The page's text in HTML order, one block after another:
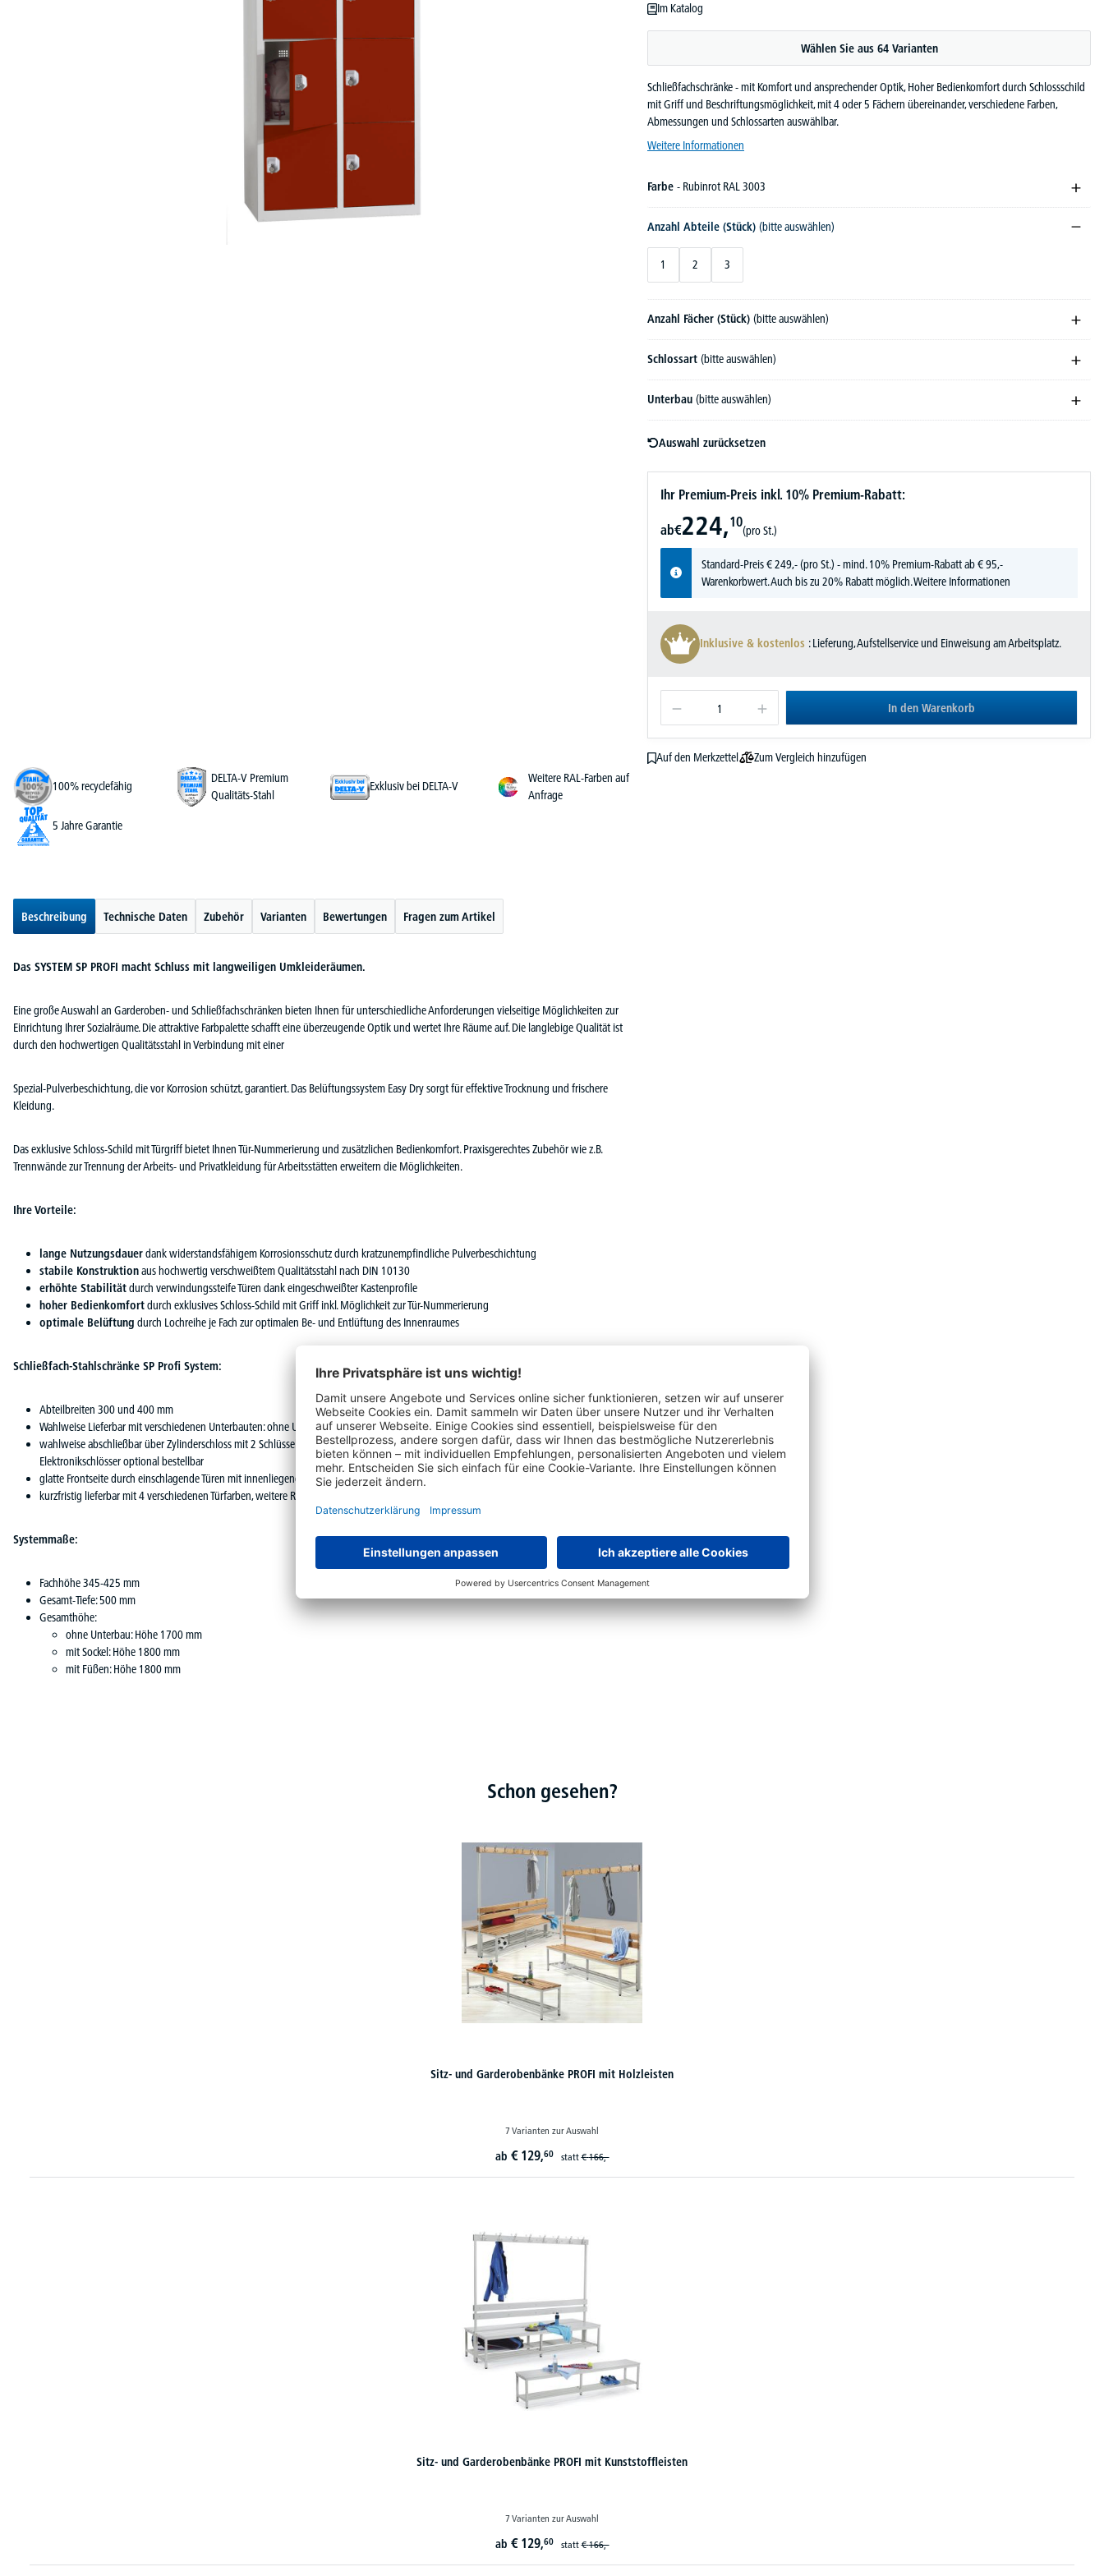
Im Katalog
Wählen Sie aus 64 Varianten
Schließfachschränke - mit Komfort und ansprechender Optik, Hoher Bedienkomfort durch Schlossschild
mit Griff und Beschriftungsmöglichkeit, mit 4 oder 5 Fächern übereinander, verschiedene Farben,
Abmessungen und Schlossarten auswählbar.
Weitere Informationen
Farbe - Rubinrot RAL 3003
Anzahl Abteile (Stück) (bitte auswählen)
1 2 3
Anzahl Fächer (Stück) (bitte auswählen)
Schlossart (bitte auswählen)
Unterbau (bitte auswählen)
Auswahl zurücksetzen
Ihr Premium-Preis inkl. 10% Premium-Rabatt:
ab€224,10
(pro St.)
Standard-Preis€249,-(pro St.) - mind. 10% Premium-Rabatt ab € 95,-
Warenkorbwert. Auch bis zu 20% Rabatt möglich.Weitere Informationen
Inklusive & kostenlos : Lieferung, Aufstellservice und Einweisung am Arbeitsplatz.
In den Warenkorb
Auf den Merkzettel
Zum Vergleich hinzufügen
100% recyclefähig
DELTA-V Premium
Qualitäts-Stahl
Exklusiv bei DELTA-V
Weitere RAL-Farben auf
Anfrage
5 Jahre Garantie
Beschreibung Technische Daten Zubehör Varianten Bewertungen Fragen zum Artikel
Das SYSTEM SP PROFI macht Schluss mit langweiligen Umkleideräumen.
Eine große Auswahl an Garderoben- und Schließfachschränken bieten Ihnen für unterschiedliche Anforderungen vielseitige Möglichkeiten zur
Einrichtung Ihrer Sozialräume. Die attraktive Farbpalette schafft eine überzeugende Optik und wertet Ihre Räume auf. Die langlebige Qualität ist
durch den hochwertigen Qualitätsstahl in Verbindung mit einer
Spezial-Pulverbeschichtung, die vor Korrosion schützt, garantiert. Das Belüftungssystem Easy Dry sorgt für effektive Trocknung und frischere
Kleidung.
Das exklusive Schloss-Schild mit Türgriff bietet Ihnen Tür-Nummerierung und zusätzlichen Bedienkomfort. Praxisgerechtes Zubehör wie z.B.
Trennwände zur Trennung der Arbeits- und Privatkleidung für Arbeitsstätten erweitern die Möglichkeiten.
Ihre Vorteile:
lange Nutzungsdauerdank widerstandsfähigem Korrosionsschutz durch kratzunempfindliche Pulverbeschichtung
stabile Konstruktionaus hochwertig verschweißtem Qualitätsstahl nach DIN 10130
erhöhte Stabilitätdurch verwindungssteife Türen dank eingeschweißter Kastenprofile
hoher Bedienkomfortdurch exklusives Schloss-Schild mit Griff inkl. Möglichkeit zur Tür-Nummerierung
optimale Belüftung durch Lochreihe je Fach zur optimalen Be- und Entlüftung des Innenraumes
Schließfach-Stahlschränke SP Profi System:
Abteilbreiten 300 und 400 mm
Wahlweise Lieferbar mit verschiedenen Unterbauten: ohne Unterbau, mit Sockel oder mit Füßen
wahlweise abschließbar über Zylinderschloss mit 2 Schlüsseln oder über Drehriegelverschluss für Vorhängeschlösser, Münzpfand- und
Elektronikschlösser optional bestellbar
glatte Frontseite durch einschlagende Türen mit innenliegenden Scharnieren
kurzfristig lieferbar mit 4 verschiedenen Türfarben, weitere RAL-Farben auf Anfrage
Systemmaße:
Fachhöhe 345-425 mm
Gesamt-Tiefe: 500 mm
Gesamthöhe:
ohne Unterbau: Höhe 1700 mm
mit Sockel: Höhe 1800 mm
mit Füßen: Höhe 1800 mm
Schon gesehen?
Sitz- und Garderobenbänke PROFI mit Holzleisten
7 Varianten zur Auswahl
ab € 129,60 statt€ 166,-
Sitz- und Garderobenbänke PROFI mit Kunststoffleisten
7 Varianten zur Auswahl
ab € 129,60 statt€ 166,-